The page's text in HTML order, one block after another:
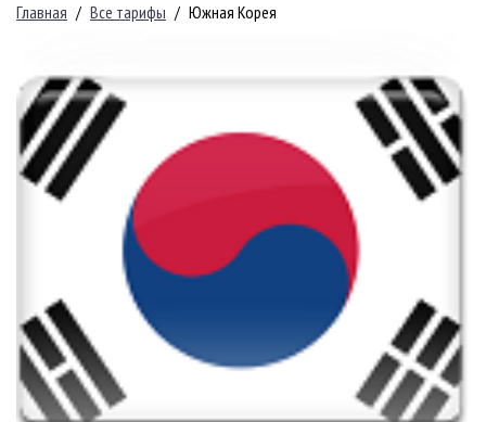
Главная / Все тарифы / Южная Корея